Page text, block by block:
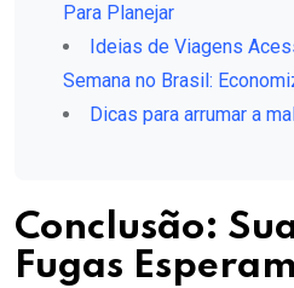
Para Planejar
Ideias de Viagens
Semana no Brasil:
Dicas para arrumar a
Conclusão:
Fugas